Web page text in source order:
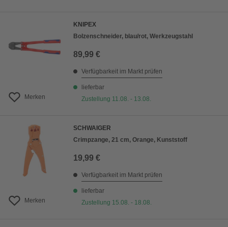
Merken
KNIPEX
Bolzenschneider, blau/rot, Werkzeugstahl
89,99 €
Verfügbarkeit im Markt prüfen
lieferbar
Zustellung 11.08. - 13.08.
Merken
SCHWAIGER
Crimpzange, 21 cm, Orange, Kunststoff
19,99 €
Verfügbarkeit im Markt prüfen
lieferbar
Zustellung 15.08. - 18.08.